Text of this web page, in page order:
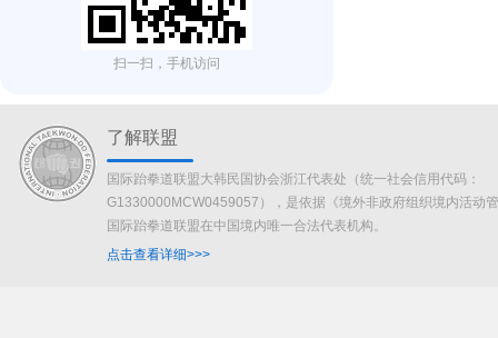
扫一扫，手机访问
了解联盟
国际跆拳道联盟大韩民国协会浙江代表处（统一社会信用代码：
G1330000MCW0459057），是依据《境外非政府组织境内活动
国际跆拳道联盟在中国境内唯一合法代表机构。
点击查看详细>>>